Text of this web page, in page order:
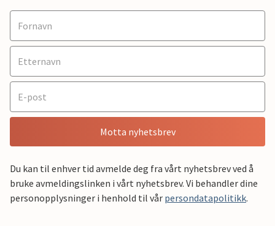
Motta nyhetsbrev
Du kan til enhver tid avmelde deg fra vårt nyhetsbrev ved å
bruke avmeldingslinken i vårt nyhetsbrev. Vi behandler dine
personopplysninger i henhold til vår persondatapolitikk.